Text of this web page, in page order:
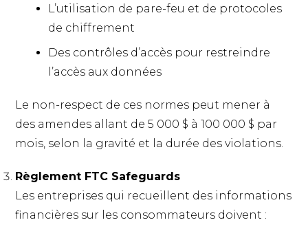
L’utilisation de pare-feu et de protocoles
de chiffrement
Des contrôles d’accès pour restreindre
l’accès aux données
Le non-respect de ces normes peut mener à
des amendes allant de 5 000 $ à 100 000 $ par
mois, selon la gravité et la durée des violations.
Règlement FTC Safeguards
Les entreprises qui recueillent des informations
financières sur les consommateurs doivent :